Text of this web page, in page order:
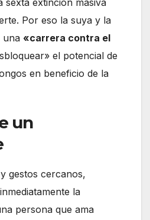
Por eso la suya y la
una «carrera contra el
el potencial de
en beneficio de la
un
gestos cercanos,
la
persona que ama